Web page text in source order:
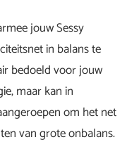
jouw Sessy
in balans te
bedoeld voor jouw
maar kan in
om het net
van grote onbalans.